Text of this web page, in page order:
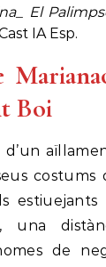
El
IA Esp.
Boi
d’un
costums
una
de